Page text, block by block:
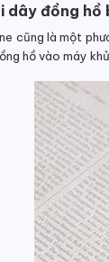
dây đồng
cũng là một
hồ vào máy